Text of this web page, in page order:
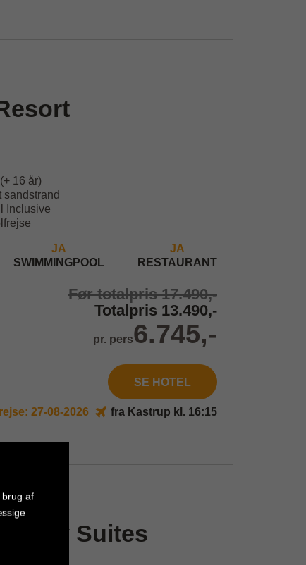
16 år)
sandstrand
Inclusive
JA
SWIMMINGPOOL
JA
RESTAURANT
Før totalpris 17.490,-
Totalpris 13.490,-
pr. pers6.745,-
SE HOTEL
27-08-2026 fra Kastrup kl. 16:15
Suites
brug af